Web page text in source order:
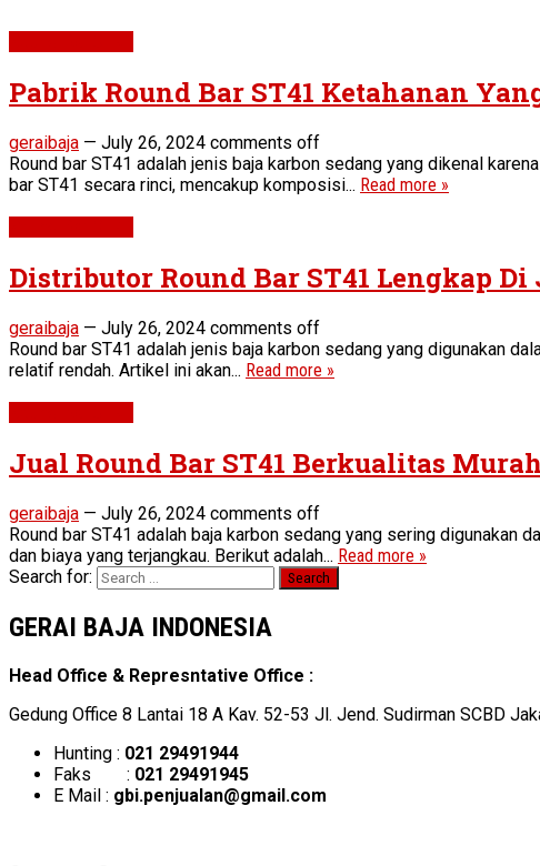
Pabrik Round Bar ST41 Ketahanan
geraibaja — July 26, 2024 comments off
Round bar ST41 adalah jenis baja karbon sedang yang dikenal
bar ST41 secara rinci, mencakup komposisi... Read more »
Distributor Round Bar ST41 Lengkap
geraibaja — July 26, 2024 comments off
Round bar ST41 adalah jenis baja karbon sedang yang digunakan
relatif rendah. Artikel ini akan... Read more »
Jual Round Bar ST41 Berkualitas
geraibaja — July 26, 2024 comments off
Round bar ST41 adalah baja karbon sedang yang sering digunakan
dan biaya yang terjangkau. Berikut adalah... Read more »
Search for:
GERAI BAJA INDONESIA
Head Office & Represntative Office :
Gedung Office 8 Lantai 18 A Kav. 52-53 Jl. Jend. Sudirman SCBD
Hunting : 021 29491944
Faks : 021 29491945
E Mail : gbi.penjualan@gmail.com